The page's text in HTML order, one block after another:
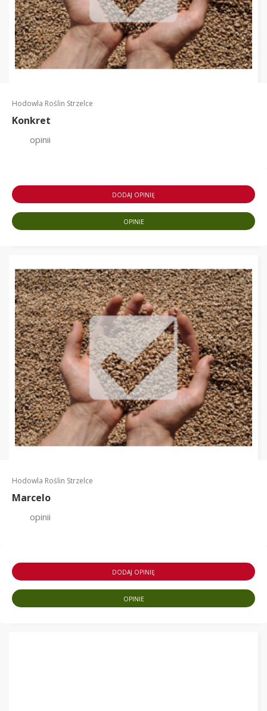
Hodowla Roślin Strzelce
Konkret
opinii
DODAJ OPINIĘ
OPINIE
Hodowla Roślin Strzelce
Marcelo
opinii
DODAJ OPINIĘ
OPINIE